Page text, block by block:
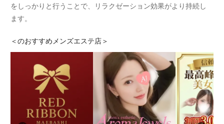
をしっかりと行うことで、リラクゼーション効果がより持続し
ます。
＜のおすすめメンズエステ店＞